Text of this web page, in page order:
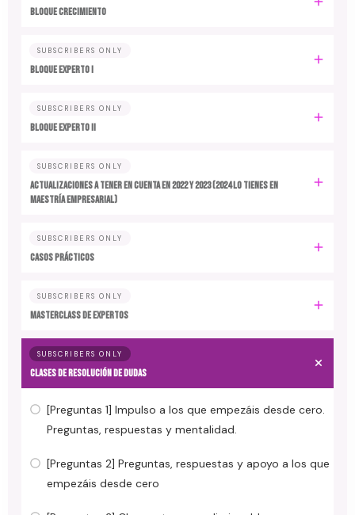
BLOQUE CRECIMIENTO
SUBSCRIBERS ONLY
BLOQUE EXPERTO I
SUBSCRIBERS ONLY
BLOQUE EXPERTO II
SUBSCRIBERS ONLY
ACTUALIZACIONES A TENER EN CUENTA EN 2022 y 2023 (2024 LO TIENES EN
MAESTRÍA EMPRESARIAL)
SUBSCRIBERS ONLY
CASOS PRÁCTICOS
SUBSCRIBERS ONLY
MASTERCLASS DE EXPERTOS
SUBSCRIBERS ONLY
CLASES DE RESOLUCIÓN DE DUDAS
[Preguntas 1] Impulso a los que empezáis desde cero.
Preguntas, respuestas y mentalidad.
[Preguntas 2] Preguntas, respuestas y apoyo a los que
empezáis desde cero